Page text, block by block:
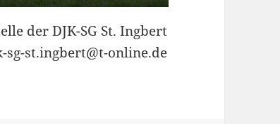
der DJK-SG St. Ingbert
st.ingbert@t-online.de